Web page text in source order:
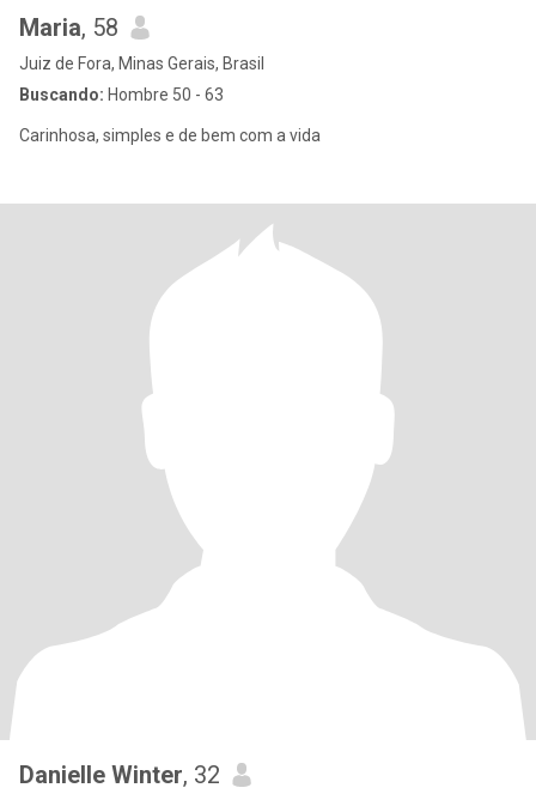
Maria, 58
Juiz de Fora, Minas Gerais, Brasil
Buscando: Hombre 50 - 63
Carinhosa, simples e de bem com a vida
Danielle Winter, 32